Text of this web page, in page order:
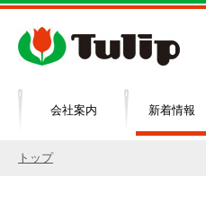
会社案内 新着情報
トップ